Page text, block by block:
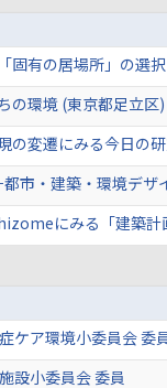
固有の居場所」の
の環境 (東京都足立区)
の変遷にみる今日の
市・建築・環境デザ
にみる「建築計
ケア環境小委員会 委
設小委員会 委員